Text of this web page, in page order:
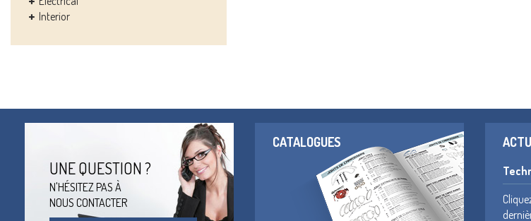
Interior
UNE QUESTION ?
N'HÉSITEZ PAS À
NOUS CONTACTER
CATALOGUES